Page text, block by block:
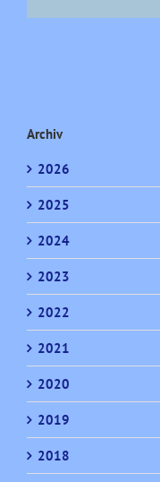
und
Archiv
2026
2025
2024
2023
2022
2021
2020
2019
2018